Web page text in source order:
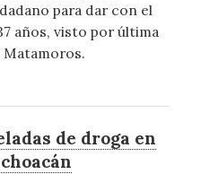
para dar con el
años, visto por última
Matamoros.
de droga en